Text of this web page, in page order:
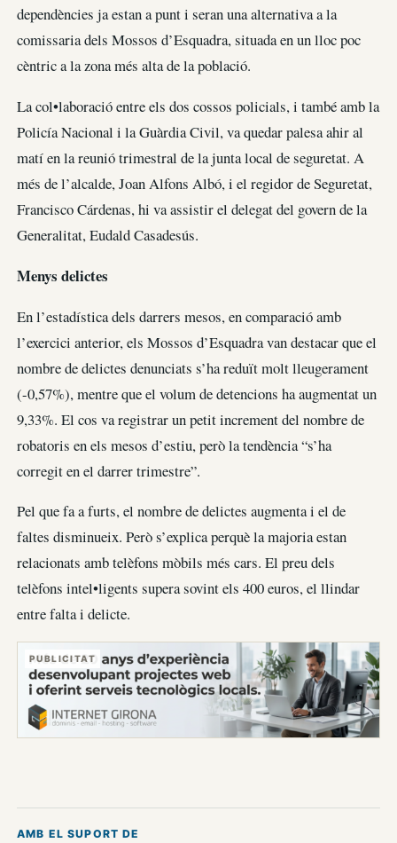
dependències ja estan a punt i seran una alternativa a la
comissaria dels Mossos d’Esquadra, situada en un lloc poc
cèntric a la zona més alta de la població.
La col•laboració entre els dos cossos policials, i també amb la
Policía Nacional i la Guàrdia Civil, va quedar palesa ahir al
matí en la reunió trimestral de la junta local de seguretat. A
més de l’alcalde, Joan Alfons Albó, i el regidor de Seguretat,
Francisco Cárdenas, hi va assistir el delegat del govern de la
Generalitat, Eudald Casadesús.
Menys delictes
En l’estadística dels darrers mesos, en comparació amb
l’exercici anterior, els Mossos d’Esquadra van destacar que el
nombre de delictes denunciats s’ha reduït molt lleugerament
(-0,57%), mentre que el volum de detencions ha augmentat un
9,33%. El cos va registrar un petit increment del nombre de
robatoris en els mesos d’estiu, però la tendència “s’ha
corregit en el darrer trimestre”.
Pel que fa a furts, el nombre de delictes augmenta i el de
faltes disminueix. Però s’explica perquè la majoria estan
relacionats amb telèfons mòbils més cars. El preu dels
telèfons intel•ligents supera sovint els 400 euros, el llindar
entre falta i delicte.
PUBLICITAT
AMB EL SUPORT DE